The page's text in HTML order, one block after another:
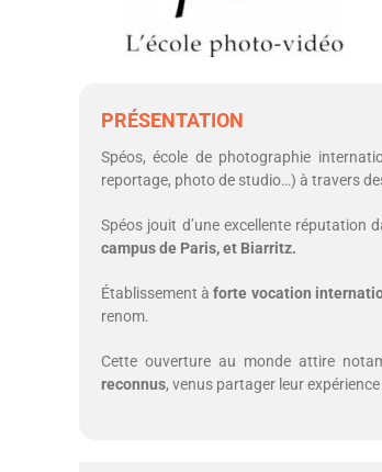
PRÉSENTATION
Spéos, école de photographie
reportage, photo de studio…) à travers
Spéos jouit d’une excellente
campus de Paris, et Biarritz.
Établissement àforte vocation
renom.
Cette ouverture au monde attire
reconnus, venus partager leur